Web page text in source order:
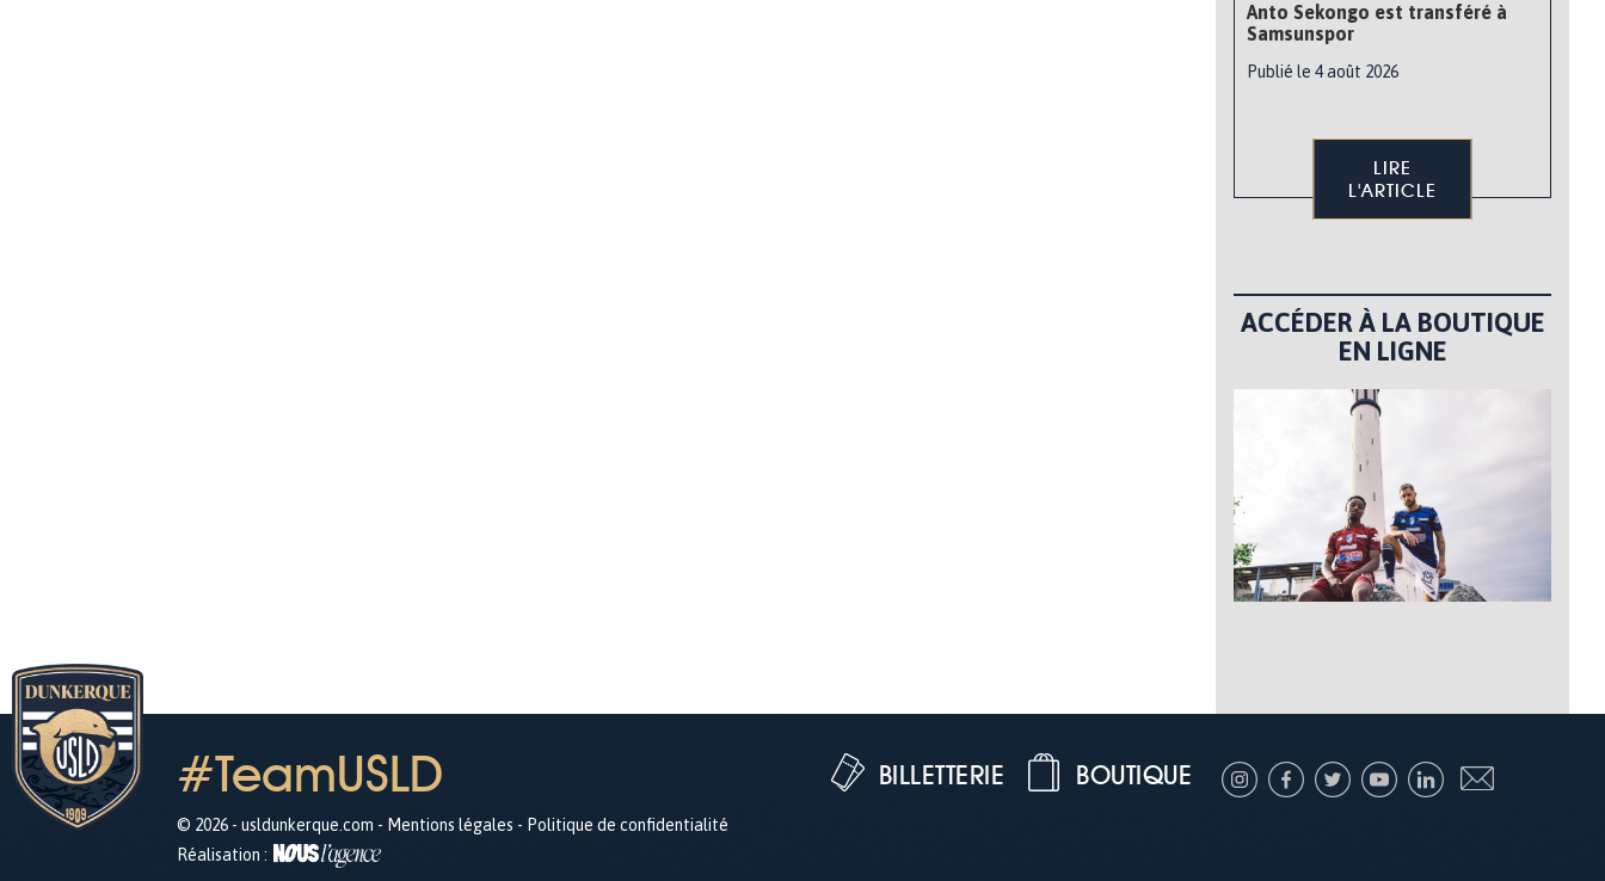
Anto Sekongo est transféré à
Samsunspor
Publié le 4 août 2026
LIRE
L'ARTICLE
ACCÉDER À LA BOUTIQUE
EN LIGNE
#TeamUSLD
© 2026 - usldunkerque.com - Mentions légales - Politique de confidentialité
Réalisation :
BOUTIQUE
BILLETTERIE